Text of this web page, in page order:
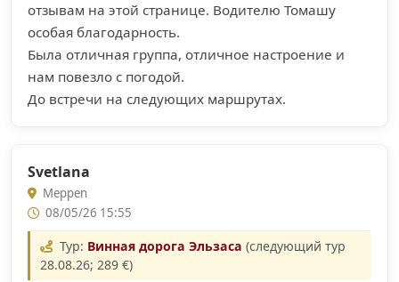
отзывам на этой странице. Водителю Томашу
особая благодарность.
Была отличная группа, отличное настроение и
нам повезло с погодой.
До встречи на следующих маршрутах.
Svetlana
Meppen
08/05/26 15:55
Тур: Винная дорога Эльзаса (следующий тур
28.08.26; 289 €)